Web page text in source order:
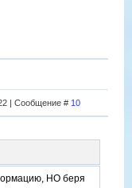
| Сообщение # 10
НО беря